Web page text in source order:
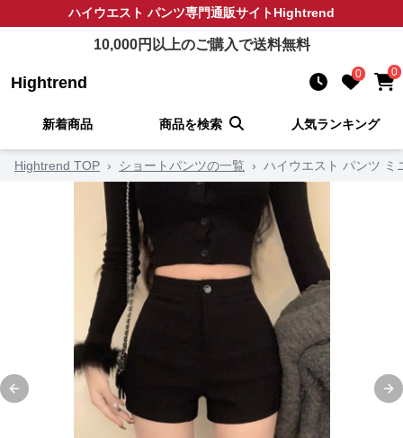
ハイウエスト パンツ専門通販サイトHightrend
10,000円以上のご購入で送料無料
Hightrend 0 0
新着商品 商品を検索 人気ランキング
Hightrend TOP › ショートパンツの一覧 › ハイウエスト パンツ ミ
Previous slide